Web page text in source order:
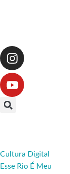
Cultura Digital
Esse Rio É Meu